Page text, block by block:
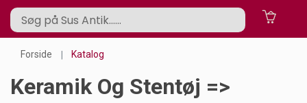
Forside Katalog
Keramik Og Stentøj =>